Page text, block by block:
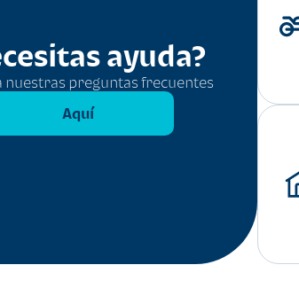
ayuda?
nuestras preguntas frecuentes
Aquí